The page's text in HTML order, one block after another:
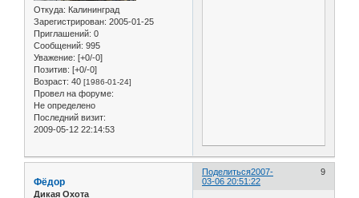
Откуда: Калининград
Зарегистрирован: 2005-01-25
Приглашений: 0
Сообщений: 995
Уважение: [+0/-0]
Позитив: [+0/-0]
Возраст: 40 [1986-01-24]
Провел на форуме:
Не определено
Последний визит:
2009-05-12 22:14:53
Поделиться 9
2007-
03-06 20:51:22
Фёдор
Дикая Охота